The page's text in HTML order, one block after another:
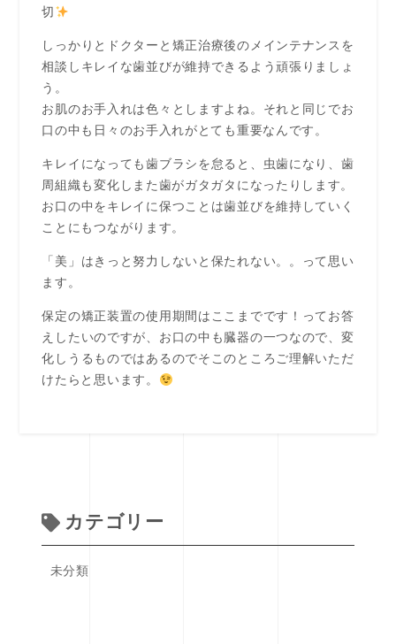
切
しっかりとドクターと矯正治療後のメインテナンスを
相談しキレイな歯並びが維持できるよう頑張りましょ
う。
お肌のお手入れは色々としますよね。それと同じでお
口の中も日々のお手入れがとても重要なんです。
キレイになっても歯ブラシを怠ると、虫歯になり、歯
周組織も変化しまた歯がガタガタになったりします。
お口の中をキレイに保つことは歯並びを維持していく
ことにもつながります。
「美」はきっと努力しないと保たれない。。って思い
ます。
保定の矯正装置の使用期間はここまでです！ってお答
えしたいのですが、お口の中も臓器の一つなので、変
化しうるものではあるのでそこのところご理解いただ
けたらと思います。
カテゴリー
未分類